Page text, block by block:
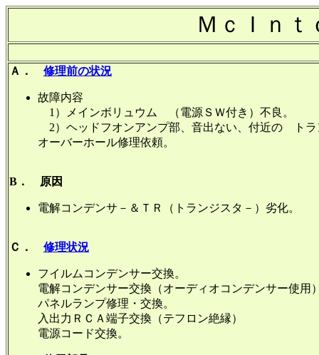
ＭｃＩｎ
Ａ． 修理前の状況
故障内容
1）メインボリュウム （電源ＳＷ付き）不良。
2）ヘッドフオンアンプ部、音出ない、付近の ト
オーバーホール修理依頼。
B． 原因
電解コンデンサ－＆ＴＲ（トランジスタ－）劣化。
Ｃ． 修理状況
フイルムコンデンサー交換。
電解コンデンサー交換（オーディオコンデンサー使用
パネルランプ修理・交換。
入出力ＲＣＡ端子交換（テフロン絶縁）
電源コード交換。